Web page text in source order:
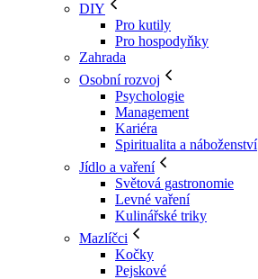
DIY
Pro kutily
Pro hospodyňky
Zahrada
Osobní rozvoj
Psychologie
Management
Kariéra
Spiritualita a náboženství
Jídlo a vaření
Světová gastronomie
Levné vaření
Kulinářské triky
Mazlíčci
Kočky
Pejskové